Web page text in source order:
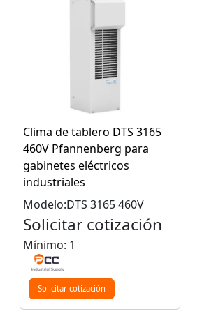
Clima de tablero DTS 3165
460V Pfannenberg para
gabinetes eléctricos
industriales
Modelo:DTS 3165 460V
Solicitar cotización
Mínimo: 1
Solicitar cotización